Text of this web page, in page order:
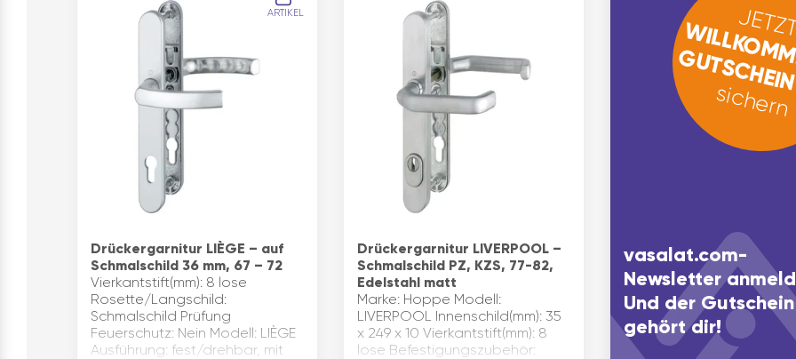
ARTIKEL
Drückergarnitur LIÈGE – auf
Schmalschild 36 mm, 67 – 72
Vierkantstift(mm): 8 lose
Rosette/Langschild:
Schmalschild Prüfung
Feuerschutz: Nein Modell: LIÈGE
Ausführung: fest/drehbar, mit
Drückergarnitur LIVERPOOL –
Schmalschild PZ, KZS, 77-82,
Edelstahl matt
Marke: Hoppe Modell:
LIVERPOOL Innenschild(mm): 35
x 249 x 10 Vierkantstift(mm): 8
lose Befestigungszubehör:
sichern
vasalat.com-
Newsletter
Und der Gutschein
gehört dir!